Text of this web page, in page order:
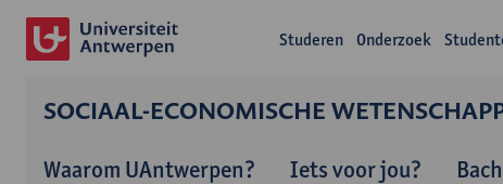
Studeren Onderzoek
SOCIAAL-ECONOMISCHE
Waarom UAntwerpen? Iets voor jou?